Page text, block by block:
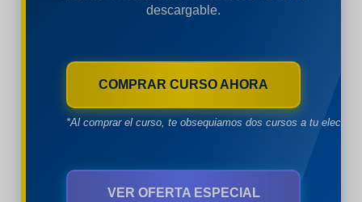
descargable.
COMPRAR CURSO AHORA
*Al comprar el curso, te obsequiamos dos cursos a tu
VER OFERTA ESPECIAL